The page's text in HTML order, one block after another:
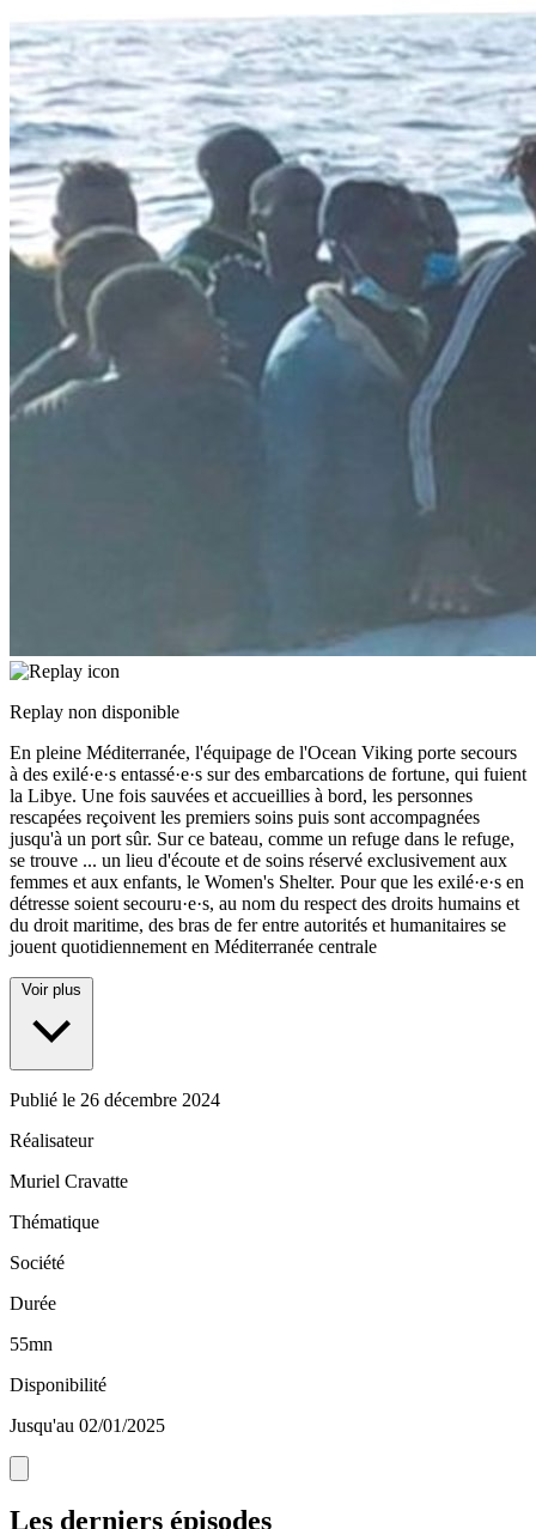
Replay non disponible
En pleine Méditerranée, l'équipage de l'Ocean Viking porte secours
à des exilé·e·s entassé·e·s sur des embarcations de fortune, qui fuient
la Libye. Une fois sauvées et accueillies à bord, les personnes
rescapées reçoivent les premiers soins puis sont accompagnées
jusqu'à un port sûr. Sur ce bateau, comme un refuge dans le refuge,
se trouve ... un lieu d'écoute et de soins réservé exclusivement aux
femmes et aux enfants, le Women's Shelter. Pour que les exilé·e·s en
détresse soient secouru·e·s, au nom du respect des droits humains et
du droit maritime, des bras de fer entre autorités et humanitaires se
jouent quotidiennement en Méditerranée centrale
Voir plus
Publié le 26 décembre 2024
Réalisateur
Muriel Cravatte
Thématique
Société
Durée
55mn
Disponibilité
Jusqu'au 02/01/2025
Les derniers épisodes